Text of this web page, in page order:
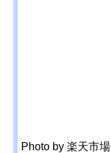
Photo by 楽天市場